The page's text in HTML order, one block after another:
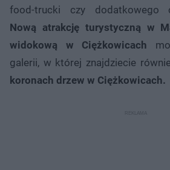
food-trucki czy dodatkowego
Nową atrakcję turystyczną w
widokową w Ciężkowicach
galerii, w której znajdziecie
koronach drzew w Ciężkowicach.